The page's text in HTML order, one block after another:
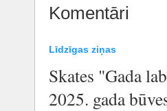
Komentāri
Līdzīgas ziņas
Skates "Gada
2025. gada